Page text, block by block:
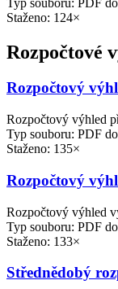
Staženo: 124×
Rozpočtové
Rozpočtový
Rozpočtový výhled
Typ souboru: PDF
Staženo: 135×
Rozpočtový
Rozpočtový výhled
Typ souboru: PDF
Staženo: 133×
Střednědobý